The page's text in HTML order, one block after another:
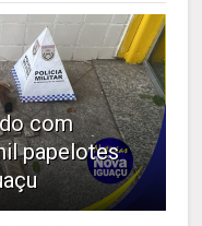
com
papelotes